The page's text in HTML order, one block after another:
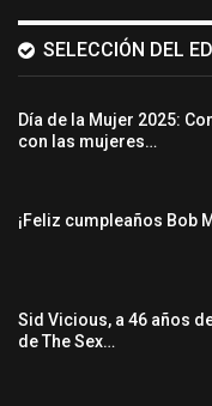
SELECCIÓN DEL
Día de la Mujer 2025:
con las mujeres…
¡Feliz cumpleaños Bob
Sid Vicious, a 46 años
de The Sex…